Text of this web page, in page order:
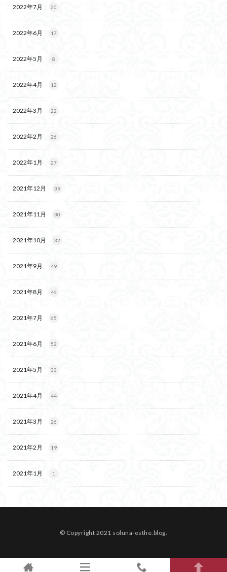
2022年7月 20
2022年6月 17
2022年5月 8
2022年4月 12
2022年3月 22
2022年2月 26
2022年1月 27
2021年12月 39
2021年11月 30
2021年10月 32
2021年9月 49
2021年8月 46
2021年7月 65
2021年6月 52
2021年5月 33
2021年4月 44
2021年3月 26
2021年2月 19
2021年1月 1
© Copyright 2021 soluna-esthe.blog.